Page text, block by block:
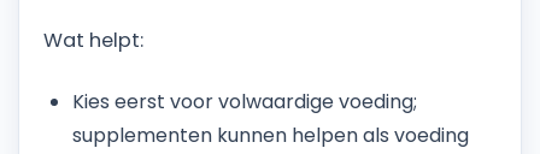
Wat helpt:
Kies eerst voor volwaardige voeding;
supplementen kunnen helpen als voeding